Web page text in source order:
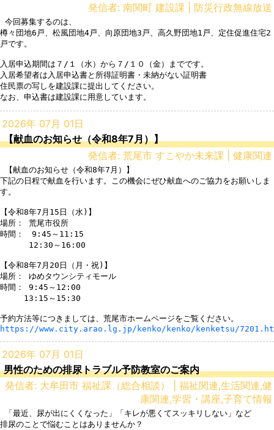
発信者: 南関町 建設課 | 防災行政無線放送
樽々団地6戸、松風団地4戸、向原団地3戸、高久野団地1戸、定住促進住宅2
戸です。
入居申込期間は７/１（水）から７/１０（金）までです。
入居希望者は入居申込書と所得証明書・未納がない証明書
住民票の写しを建設課に提出してください。
なお、申込書は建設課に用意しています。
2026年 07月 01日
【献血のお知らせ（令和8年7月）】
発信者: 荒尾市 すこやか未来課 | 健康関連
下記の日程で献血を行います。この機会にぜひ献血へのご協力をお願いしま
す。
【令和8年7月15日（水)】
場所： 荒尾市役所
時間：　9:45～11:15
12:30～16:00
【令和8年7月20日（月・祝)】
場所： ゆめタウンシティモール
時間： 9:45～12:00
13:15～15:30
https://www.city.arao.lg.jp/kenko/kenko/kenketsu/
2026年 07月 01日
男性のための排尿トラブル予防教室のご案内
発信者: 大牟田市 福祉課（総合相談） | 福祉関連,生活関連,健
康関連,学習・講座,子育て情報
排尿のことで悩むことはありませんか？